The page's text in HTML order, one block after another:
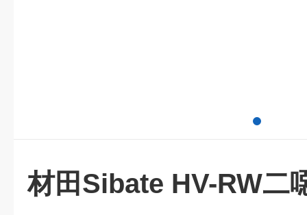
材田Sibate HV-RW二